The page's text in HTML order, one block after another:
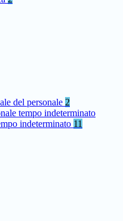
del personale 2
tempo indeterminato
indeterminato 11